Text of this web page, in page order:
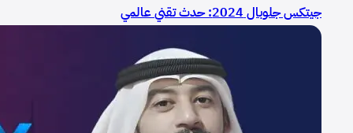
جيتكس جلوبال 2024: حدث تقني عالمي